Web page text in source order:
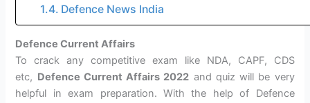
Defence News India
Defence Current Affairs
To crack any competitive exam like NDA, CAPF, CDS
etc, Defence Current Affairs 2022 and quiz will be very
helpful in exam preparation. With the help of Defence